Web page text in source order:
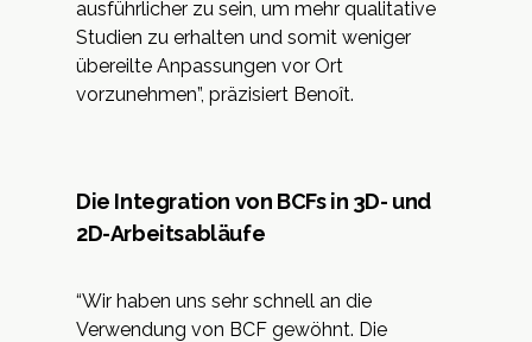
ausführlicher zu sein, um mehr qualitative
Studien zu erhalten und somit weniger
übereilte Anpassungen vor Ort
vorzunehmen”, präzisiert Benoît.
Die Integration von BCFs in 3D- und
2D-Arbeitsabläufe
“Wir haben uns sehr schnell an die
Verwendung von BCF gewöhnt. Die